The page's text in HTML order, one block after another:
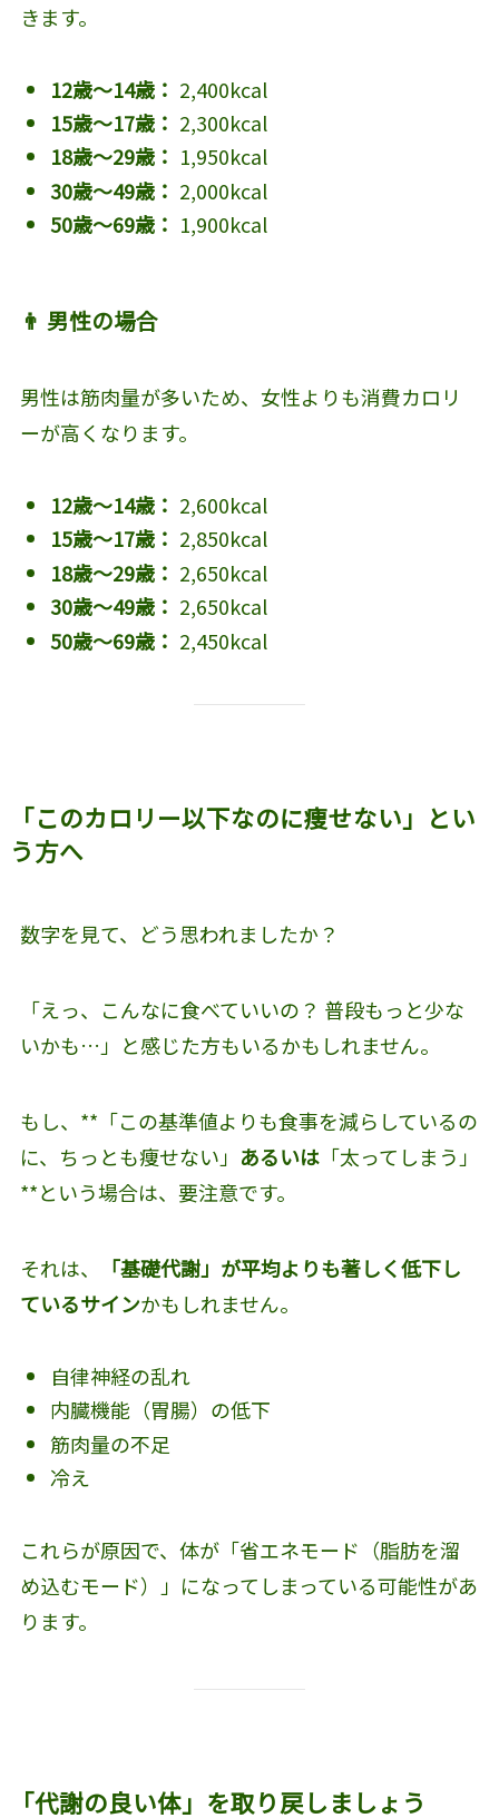
きます。
12歳～14歳： 2,400kcal
15歳～17歳： 2,300kcal
18歳～29歳： 1,950kcal
30歳～49歳： 2,000kcal
50歳～69歳： 1,900kcal
👨 男性の場合
男性は筋肉量が多いため、女性よりも消費カロリ
ーが高くなります。
12歳～14歳： 2,600kcal
15歳～17歳： 2,850kcal
18歳～29歳： 2,650kcal
30歳～49歳： 2,650kcal
50歳～69歳： 2,450kcal
「このカロリー以下なのに痩せない」とい
う方へ
数字を見て、どう思われましたか？
「えっ、こんなに食べていいの？ 普段もっと少な
いかも…」と感じた方もいるかもしれません。
もし、**「この基準値よりも食事を減らしているの
に、ちっとも痩せない」 あるいは「太ってしまう」
**という場合は、要注意です。
それは、
「基礎代謝」が平均よりも著しく低下し
ているサインかもしれません。
自律神経の乱れ
内臓機能（胃腸）の低下
筋肉量の不足
冷え
これらが原因で、体が「省エネモード（脂肪を溜
め込むモード）」になってしまっている可能性があ
ります。
「代謝の良い体」を取り戻しましょう